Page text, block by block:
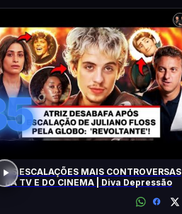
AS ESCALAÇÕES MAIS CONTROVERSAS
DA TV E DO CINEMA | Diva Depressão